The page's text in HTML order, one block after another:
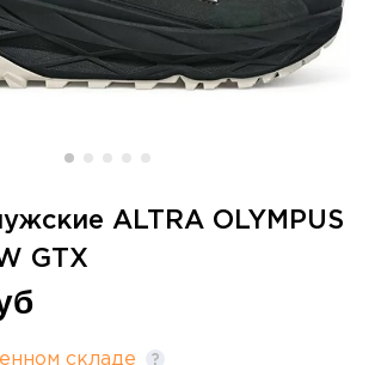
ALTRA OLYMPUS
GTX
складе